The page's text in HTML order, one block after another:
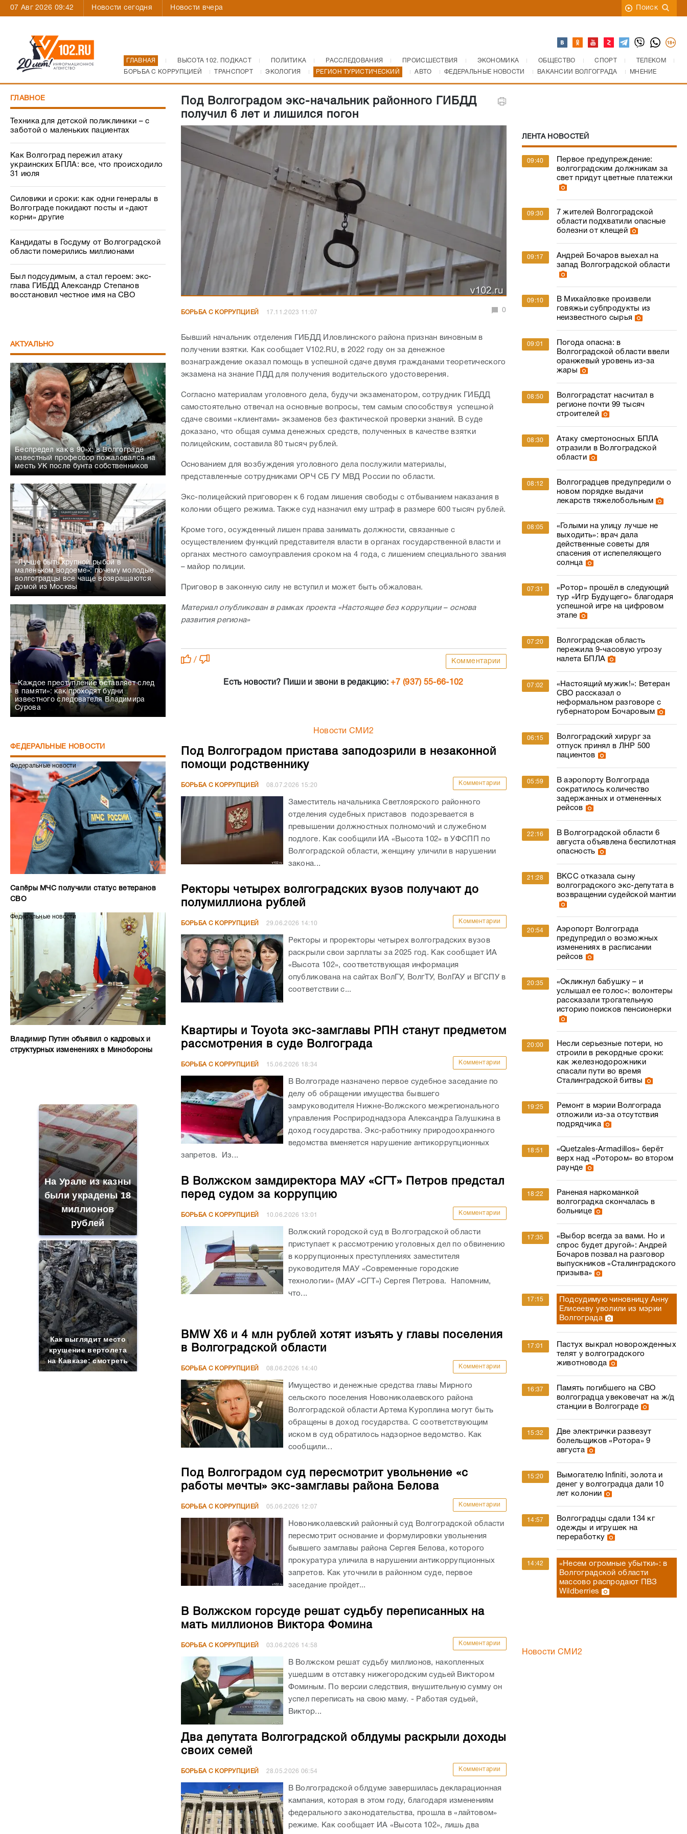
07 Авг 2026 09:42 Новости сегодня Новости вчера Поиск
ГЛАВНАЯ ВЫСОТА 102. ПОДКАСТ ПОЛИТИКА РАССЛЕДОВАНИЯ ПРОИСШЕСТВИЯ ЭКОНОМИКА ОБЩЕСТВО СПОРТ
ТЕЛЕКОМ
БОРЬБА С КОРРУПЦИЕЙ
ТРАНСПОРТ ЭКОЛОГИЯ РЕГИОН ТУРИСТИЧЕСКИЙ АВТО ФЕДЕРАЛЬНЫЕ НОВОСТИ ВАКАНСИИ ВОЛГОГРАДА МНЕНИЕ
ГЛАВНОЕ
Техника для детской поликлиники – с
заботой о маленьких пациентах
Как Волгоград пережил атаку
украинских БПЛА: все, что происходило
31 июля
Силовики и сроки: как одни генералы в
Волгограде покидают посты и «дают
корни» другие
Кандидаты в Госдуму от Волгоградской
области померились миллионами
Был подсудимым, а стал героем: экс-
глава ГИБДД Александр Степанов
восстановил честное имя на СВО
АКТУАЛЬНО
Беспредел как в 90-х: в Волгограде
известный профессор пожаловался на
месть УК после бунта собственников
«Лучше быть крупной рыбой в
маленьком водоеме»: почему молодые
волгоградцы все чаще возвращаются
домой из Москвы
«Каждое преступление оставляет след
в памяти»: как проходят будни
известного следователя Владимира
Сурова
ФЕДЕРАЛЬНЫЕ НОВОСТИ
Федеральные новости
Сапёры МЧС получили статус ветеранов
СВО
Федеральные новости
Владимир Путин объявил о кадровых и
структурных изменениях в Минобороны
На Урале из казны
были украдены 18
миллионов
рублей
Как выглядит место
крушение вертолета
на Кавказе: смотреть
Под Волгоградом экс-начальник районного ГИБДД
получил 6 лет и лишился погон
БОРЬБА С КОРРУПЦИЕЙ 17.11.2023 11:07 0
Бывший начальник отделения ГИБДД Иловлинского района признан виновным в
получении взятки. Как сообщает V102.RU, в 2022 году он за денежное
вознаграждение оказал помощь в успешной сдаче двумя гражданами теоретического
экзамена на знание ПДД для получения водительского удостоверения.
Согласно материалам уголовного дела, будучи экзаменатором, сотрудник ГИБДД
самостоятельно отвечал на основные вопросы, тем самым способствуя успешной
сдаче своими «клиентами» экзаменов без фактической проверки знаний. В суде
доказано, что общая сумма денежных средств, полученных в качестве взятки
полицейским, составила 80 тысяч рублей.
Основанием для возбуждения уголовного дела послужили материалы,
представленные сотрудниками ОРЧ СБ ГУ МВД России по области.
Экс-полицейский приговорен к 6 годам лишения свободы с отбыванием наказания в
колонии общего режима. Также суд назначил ему штраф в размере 600 тысяч рублей.
Кроме того, осужденный лишен права занимать должности, связанные с
осуществлением функций представителя власти в органах государственной власти и
органах местного самоуправления сроком на 4 года, с лишением специального звания
– майор полиции.
Приговор в законную силу не вступил и может быть обжалован.
Материал опубликован в рамках проекта «Настоящее без коррупции – основа
развития региона»
/ Комментарии
Есть новости? Пиши и звони в редакцию:+7 (937) 55-66-102
Новости СМИ2
Под Волгоградом пристава заподозрили в незаконной
помощи родственнику
БОРЬБА С КОРРУПЦИЕЙ 08.07.2026 15:20 Комментарии
Заместитель начальника Светлоярского районного
отделения судебных приставов подозревается в
превышении должностных полномочий и служебном
подлоге. Как сообщили ИА «Высота 102» в УФСПП по
Волгоградской области, женщину уличили в нарушении
закона...
Ректоры четырех волгоградских вузов получают до
полумиллиона рублей
БОРЬБА С КОРРУПЦИЕЙ 29.06.2026 14:10 Комментарии
Ректоры и проректоры четырех волгоградских вузов
раскрыли свои зарплаты за 2025 год. Как сообщает ИА
«Высота 102», соответствующая информация
опубликована на сайтах ВолГУ, ВолгТУ, ВолГАУ и ВГСПУ в
соответствии с...
Квартиры и Toyota экс-замглавы РПН станут предметом
рассмотрения в суде Волгограда
БОРЬБА С КОРРУПЦИЕЙ 15.06.2026 18:34 Комментарии
В Волгограде назначено первое судебное заседание по
делу об обращении имущества бывшего
замруководителя Нижне-Волжского межрегионального
управления Росприроднадзора Александра Галушкина в
доход государства. Экс-работнику природоохранного
ведомства вменяется нарушение антикоррупционных
запретов. Из...
В Волжском замдиректора МАУ «СГТ» Петров предстал
перед судом за коррупцию
БОРЬБА С КОРРУПЦИЕЙ 10.06.2026 13:01 Комментарии
Волжский городской суд в Волгоградской области
приступает к рассмотрению уголовных дел по обвинению
в коррупционных преступлениях заместителя
руководителя МАУ «Современные городские
технологии» (МАУ «СГТ») Сергея Петрова. Напомним,
что...
BMW X6 и 4 млн рублей хотят изъять у главы поселения
в Волгоградской области
БОРЬБА С КОРРУПЦИЕЙ 08.06.2026 14:40 Комментарии
Имущество и денежные средства главы Мирного
сельского поселения Новониколаевского района
Волгоградской области Артема Куроплина могут быть
обращены в доход государства. С соответствующим
иском в суд обратилось надзорное ведомство. Как
сообщили...
Под Волгоградом суд пересмотрит увольнение «с
работы мечты» экс-замглавы района Белова
БОРЬБА С КОРРУПЦИЕЙ 05.06.2026 12:07 Комментарии
Новониколаевский районный суд Волгоградской области
пересмотрит основание и формулировки увольнения
бывшего замглавы района Сергея Белова, которого
прокуратура уличила в нарушении антикоррупционных
запретов. Как уточнили в районном суде, первое
заседание пройдет...
В Волжском горсуде решат судьбу переписанных на
мать миллионов Виктора Фомина
БОРЬБА С КОРРУПЦИЕЙ 03.06.2026 14:58 Комментарии
В Волжском решат судьбу миллионов, накопленных
ушедшим в отставку нижегородским судьей Виктором
Фоминым. По версии следствия, внушительную сумму он
успел переписать на свою маму. - Работая судьей,
Виктор...
Два депутата Волгоградской облдумы раскрыли доходы
своих семей
БОРЬБА С КОРРУПЦИЕЙ 28.05.2026 06:54 Комментарии
В Волгоградской облдуме завершилась декларационная
кампания, которая в этом году, благодаря изменениям
федерального законодательства, прошла в «лайтовом»
режиме. Как сообщает ИА «Высота 102», лишь два
ЛЕНТА НОВОСТЕЙ
09:40
Первое предупреждение:
волгоградским должникам за
свет придут цветные платежки
09:30
7 жителей Волгоградской
области подхватили опасные
болезни от клещей
09:17
Андрей Бочаров выехал на
запад Волгоградской области
09:10
В Михайловке произвели
говяжьи субпродукты из
неизвестного сырья
09:01
Погода опасна: в
Волгоградской области ввели
оранжевый уровень из-за
жары
08:50
Волгоградстат насчитал в
регионе почти 99 тысяч
строителей
08:30
Атаку смертоносных БПЛА
отразили в Волгоградской
области
08:12
Волгоградцев предупредили о
новом порядке выдачи
лекарств тяжелобольным
08:05
«Голыми на улицу лучше не
выходить»: врач дала
действенные советы для
спасения от испепеляющего
солнца
07:31
«Ротор» прошёл в следующий
тур «Игр Будущего» благодаря
успешной игре на цифровом
этапе
07:20
Волгоградская область
пережила 9-часовую угрозу
налета БПЛА
07:02
«Настоящий мужик!»: Ветеран
СВО рассказал о
неформальном разговоре с
губернатором Бочаровым
06:15
Волгоградский хирург за
отпуск принял в ЛНР 500
пациентов
05:59
В аэропорту Волгограда
сократилось количество
задержанных и отмененных
рейсов
22:16
В Волгоградской области 6
августа объявлена беспилотная
опасность
21:28
ВКСС отказала сыну
волгоградского экс-депутата в
возвращении судейской мантии
20:54
Аэропорт Волгограда
предупредил о возможных
изменениях в расписании
рейсов
20:35
«Окликнул бабушку – и
услышал ее голос»: волонтеры
рассказали трогательную
историю поисков пенсионерки
20:00
Несли серьезные потери, но
строили в рекордные сроки:
как железнодорожники
спасали пути во время
Сталинградской битвы
19:25
Ремонт в мэрии Волгограда
отложили из-за отсутствия
подрядчика
18:51
«Quetzales‑Armadillos» берёт
верх над «Ротором» во втором
раунде
18:22
Раненая наркоманкой
волгоградка скончалась в
больнице
17:35
«Выбор всегда за вами. Но и
спрос будет другой»: Андрей
Бочаров позвал на разговор
выпускников «Сталинградского
призыва»
17:15
Подсудимую чиновницу Анну
Елисееву уволили из мэрии
Волгограда
17:01
Пастух выкрал новорожденных
телят у волгоградского
животновода
16:37
Память погибшего на СВО
волгоградца увековечат на ж/д
станции в Волгограде
15:32
Две электрички развезут
болельщиков «Ротора» 9
августа
15:20
Вымогателю Infiniti, золота и
денег у волгоградца дали 10
лет колонии
14:57
Волгоградцы сдали 134 кг
одежды и игрушек на
переработку
14:42
«Несем огромные убытки»: в
Волгоградской области
массово распродают ПВЗ
Wildberries
Новости СМИ2